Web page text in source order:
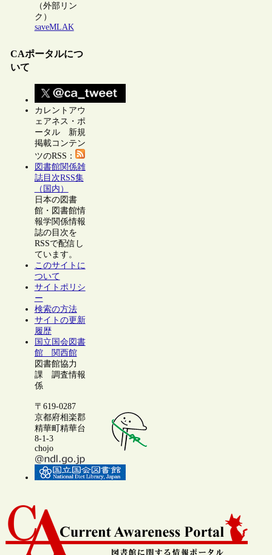
（外部リン
ク）
saveMLAK
CAポータルにつ
いて
カレントアウ
ェアネス・ポ
ータル 新規
掲載コンテン
ツのRSS：
図書館関係雑
誌目次RSS集
（国内）
日本の図書
館・図書館情
報学関係情報
誌の目次を
RSSで配信し
ています。
このサイトに
ついて
サイトポリシ
ー
検索の方法
サイトの更新
履歴
国立国会図書
館 関西館
図書館協力
課 調査情報
係
〒619-0287
京都府相楽郡
精華町精華台
8-1-3
chojo